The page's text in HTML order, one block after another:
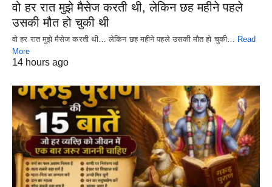
वो हर रात मुझे मैसेज करती थी, लेकिन छह महीने पहले
उसकी मौत हो चुकी थी
वो हर रात मुझे मैसेज करती थी… लेकिन छह महीने पहले उसकी मौत हो चुकी… Read
More
14 hours ago